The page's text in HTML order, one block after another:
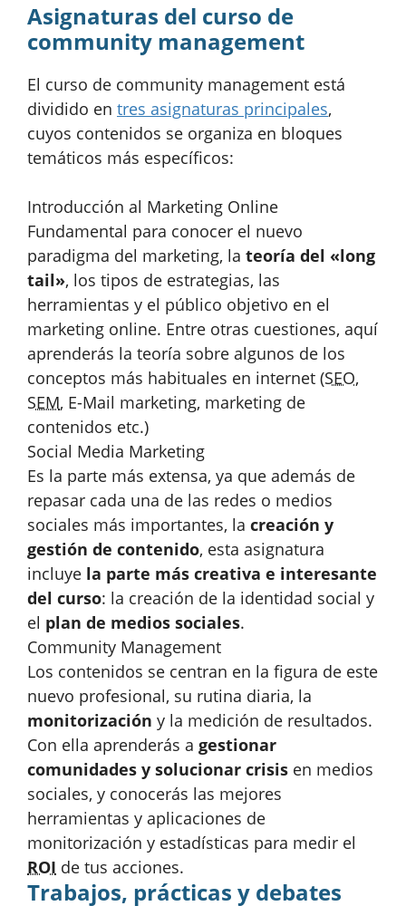
Asignaturas del curso de
community management
El curso de community management está
dividido en tres asignaturas principales,
cuyos contenidos se organiza en bloques
temáticos más específicos:
Introducción al Marketing Online
Fundamental para conocer el nuevo
paradigma del marketing, la teoría del «long
tail», los tipos de estrategias, las
herramientas y el público objetivo en el
marketing online. Entre otras cuestiones, aquí
aprenderás la teoría sobre algunos de los
conceptos más habituales en internet (SEO,
SEM, E-Mail marketing, marketing de
contenidos etc.)
Social Media Marketing
Es la parte más extensa, ya que además de
repasar cada una de las redes o medios
sociales más importantes, la creación y
gestión de contenido, esta asignatura
incluye la parte más creativa e interesante
del curso: la creación de la identidad social y
el plan de medios sociales.
Community Management
Los contenidos se centran en la figura de este
nuevo profesional, su rutina diaria, la
monitorización y la medición de resultados.
Con ella aprenderás a gestionar
comunidades y solucionar crisis en medios
sociales, y conocerás las mejores
herramientas y aplicaciones de
monitorización y estadísticas para medir el
ROI de tus acciones.
Trabajos, prácticas y debates